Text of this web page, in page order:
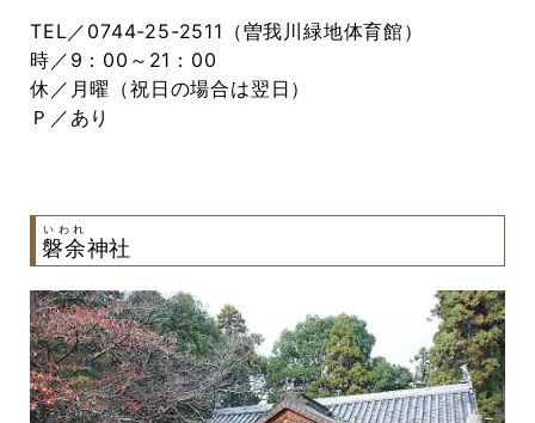
TEL／0744-25-2511（曽我川緑地体育館）
時／9：00～21：00
休／月曜（祝日の場合は翌日）
Ｐ／あり
磐余
いわれ
神社